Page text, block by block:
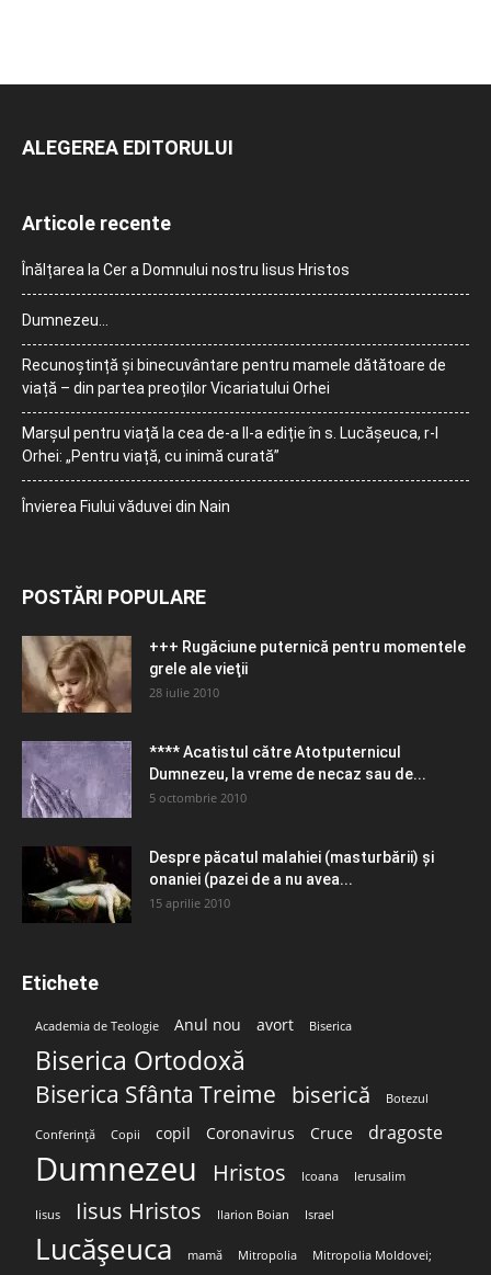
ALEGEREA EDITORULUI
Articole recente
Înălțarea la Cer a Domnului nostru Iisus Hristos
Dumnezeu…
Recunoștință și binecuvântare pentru mamele dătătoare de
viață – din partea preoților Vicariatului Orhei
Marșul pentru viață la cea de-a II-a ediție în s. Lucășeuca, r-l
Orhei: „Pentru viață, cu inimă curată”
Învierea Fiului văduvei din Nain
POSTĂRI POPULARE
+++ Rugăciune puternică pentru momentele
grele ale vieţii
28 iulie 2010
**** Acatistul către Atotputernicul
Dumnezeu, la vreme de necaz sau de...
5 octombrie 2010
Despre păcatul malahiei (masturbării) şi
onaniei (pazei de a nu avea...
15 aprilie 2010
Etichete
Academia de Teologie Anul nou avort Biserica
Biserica Ortodoxă
Biserica Sfânta Treime biserică Botezul
Conferință Copii copil Coronavirus Cruce dragoste
Dumnezeu Hristos Icoana Ierusalim
Iisus Iisus Hristos Ilarion Boian Israel
Lucășeuca mamă Mitropolia Mitropolia Moldovei;